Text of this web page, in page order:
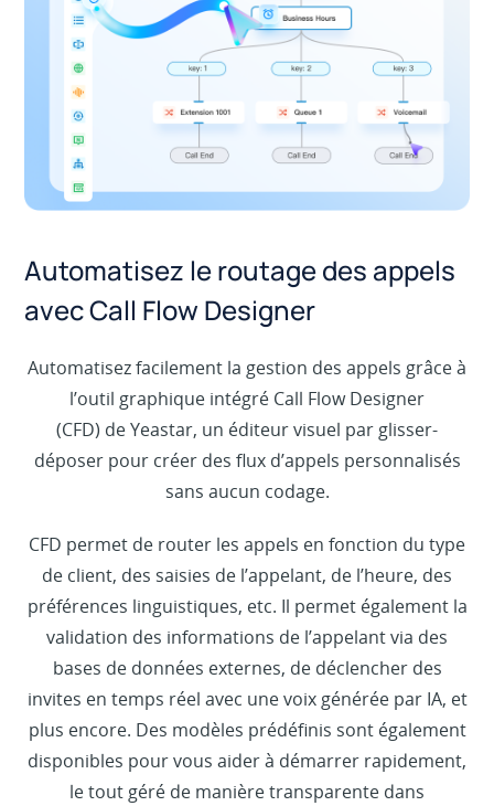
Automatisez le routage des appels
avec Call Flow Designer
Automatisez facilement la gestion des appels grâce à
l’outil graphique intégré Call Flow Designer
(CFD) de Yeastar, un éditeur visuel par glisser-
déposer pour créer des flux d’appels personnalisés
sans aucun codage.
CFD permet de router les appels en fonction du type
de client, des saisies de l’appelant, de l’heure, des
préférences linguistiques, etc. Il permet également la
validation des informations de l’appelant via des
bases de données externes, de déclencher des
invites en temps réel avec une voix générée par IA, et
plus encore. Des modèles prédéfinis sont également
disponibles pour vous aider à démarrer rapidement,
le tout géré de manière transparente dans